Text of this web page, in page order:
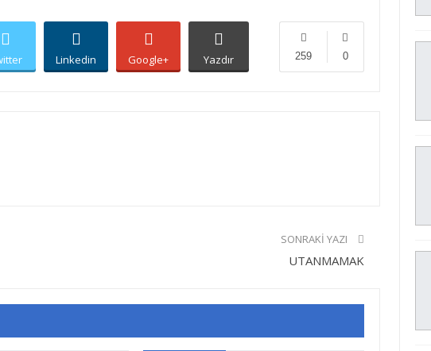
0
259
Linkedin Google+ Yazdır
SONRAKI YAZI
UTANMAMAK